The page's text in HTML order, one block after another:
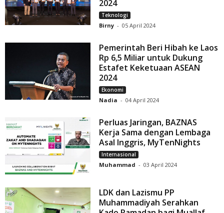
2024
Teknologi
Birny - 05 April 2024
Pemerintah Beri Hibah ke Laos
Rp 6,5 Miliar untuk Dukung
Estafet Keketuaan ASEAN
2024
Ekonomi
Nadia - 04 April 2024
Perluas Jaringan, BAZNAS
Kerja Sama dengan Lembaga
Asal Inggris, MyTenNights
Internasional
Muhammad - 03 April 2024
LDK dan Lazismu PP
Muhammadiyah Serahkan